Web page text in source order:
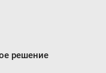
решение